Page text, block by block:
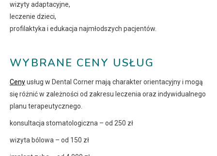
wizyty adaptacyjne,
leczenie dzieci,
profilaktyka i edukacja najmłodszych pacjentów.
WYBRANE CENY USŁUG
Cenyusług w Dental Corner mają charakter orientacyjny i mogą
się różnić w zależności od zakresu leczenia oraz indywidualnego
planu terapeutycznego.
konsultacja stomatologiczna – od 250 zł
wizyta bólowa – od 150 zł